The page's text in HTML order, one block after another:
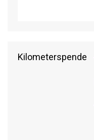
Kilometerspende